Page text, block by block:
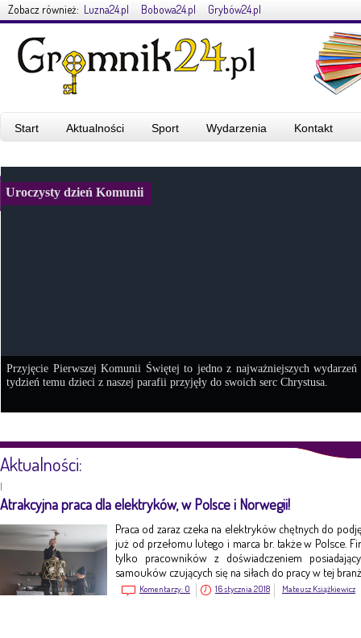
Zobacz również: Luzna24.pl Bobowa24.pl Grybów24.pl
Start Aktualności Sport Wydarzenia Kontakt
Uroczysty dzień Komunii
Przyjęcie Pierwszej Komunii Świętej to jedno z najważniejszych
tydzień temu dzieci z naszej parafii przyjęły do swoich serc Chrystusa.
Aktualności:
|
Atrakcyjna praca dla elektryków, w Polsce i Norwegii!
Praca od zaraz czeka na elektryków chętnych do
już od przełomu lutego i marca br. także w Polsce.
tylko pracowników z doświadczeniem
samouków czujących się na siłach do pracy w tej
Komentarzy: 0 16 stycznia 2018 Mateusz Książkiewicz